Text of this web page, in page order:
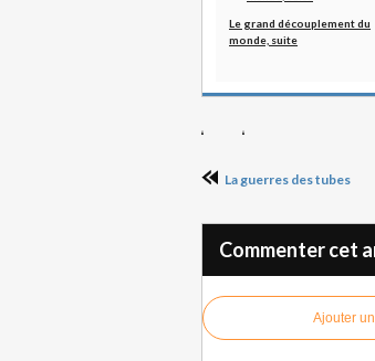
Le grand découplement du
monde, suite
La guerres des tubes
Commenter cet
Ajouter